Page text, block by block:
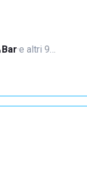
Bar·e altri 9…